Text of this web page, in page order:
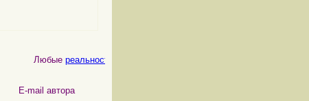
Любыереальности
автора